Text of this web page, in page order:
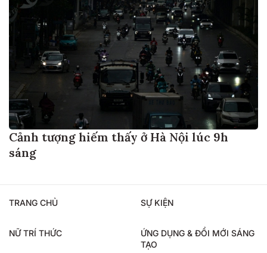
Cảnh tượng hiếm thấy ở Hà Nội lúc 9h
sáng
TRANG CHỦ SỰ KIỆN
NỮ TRÍ THỨC
ỨNG DỤNG & ĐỔI MỚI SÁNG
TẠO